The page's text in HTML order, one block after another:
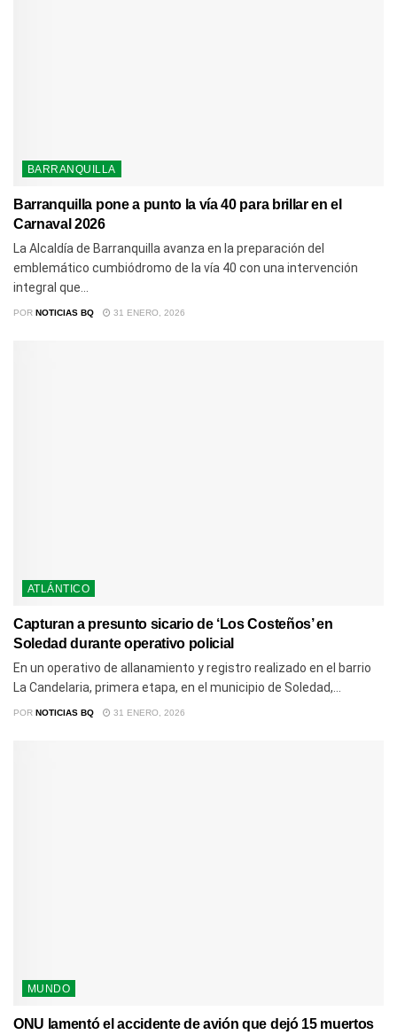
BARRANQUILLA
Barranquilla pone a punto la vía 40 para brillar en el
Carnaval 2026
La Alcaldía de Barranquilla avanza en la preparación del
emblemático cumbiódromo de la vía 40 con una intervención
integral que...
POR NOTICIAS BQ 31 ENERO, 2026
ATLÁNTICO
Capturan a presunto sicario de ‘Los Costeños’ en
Soledad durante operativo policial
En un operativo de allanamiento y registro realizado en el barrio
La Candelaria, primera etapa, en el municipio de Soledad,...
POR NOTICIAS BQ 31 ENERO, 2026
MUNDO
ONU lamentó el accidente de avión que dejó 15 muertos